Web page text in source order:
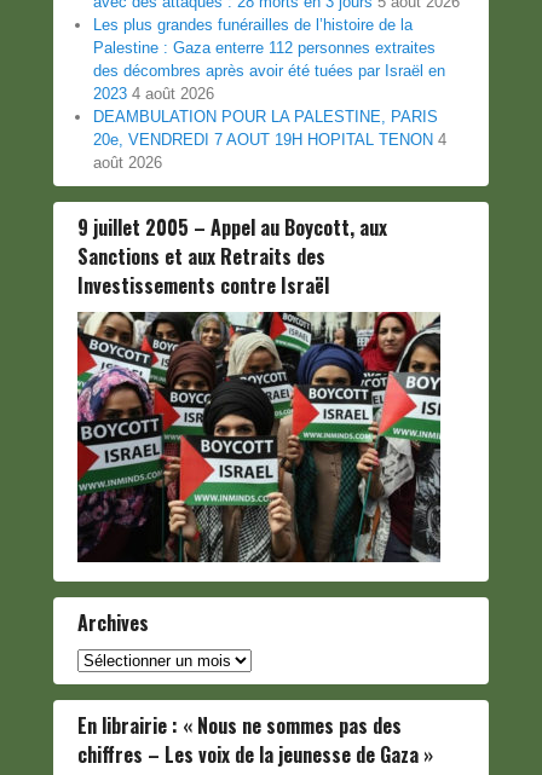
Les plus grandes funérailles de l’histoire de la
Palestine : Gaza enterre 112 personnes extraites
des décombres après avoir été tuées par Israël en
2023 4 août 2026
DEAMBULATION POUR LA PALESTINE, PARIS
20e, VENDREDI 7 AOUT 19H HOPITAL TENON 4
août 2026
9 juillet 2005 – Appel au Boycott, aux
Sanctions et aux Retraits des
Investissements contre Israël
Archives
Archives
En librairie : « Nous ne sommes pas des
chiffres – Les voix de la jeunesse de Gaza »